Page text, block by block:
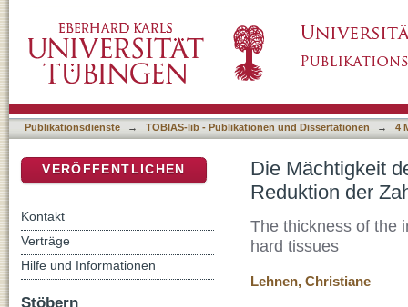
Zahnhartsubstanzen
Publikationsdienste → TOBIAS-lib - Publikationen und Dissertationen → 4
Die Mächtigkeit
Reduktion der
The thickness of the
hard tissues
Lehnen, Christiane
VERÖFFENTLICHEN
Kontakt
Verträge
Hilfe und Informationen
Stöbern